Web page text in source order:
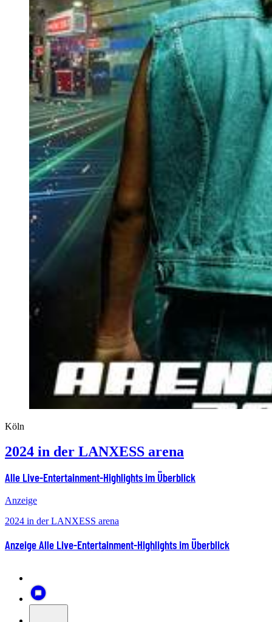
Köln
2024 in der LANXESS arena
Alle Live-Entertainment-Highlights im Überblick
Anzeige
2024 in der LANXESS arena
AnzeigeAlle Live-Entertainment-Highlights im Überblick